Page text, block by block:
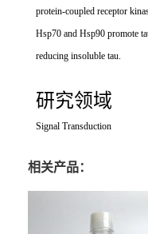
protein-coupled receptor
Hsp70 and Hsp90 promote
reducing insoluble tau.
研究领域
Signal Transduction
相关产品：